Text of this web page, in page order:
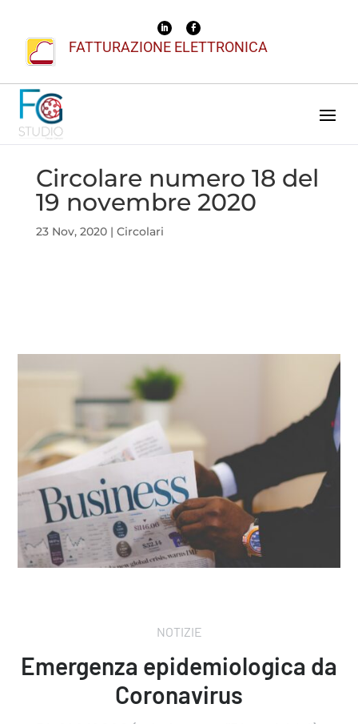
FATTURAZIONE ELETTRONICA
Circolare numero 18 del
19 novembre 2020
23 Nov, 2020| Circolari
NOTIZIE
Emergenza epidemiologica da
Coronavirus